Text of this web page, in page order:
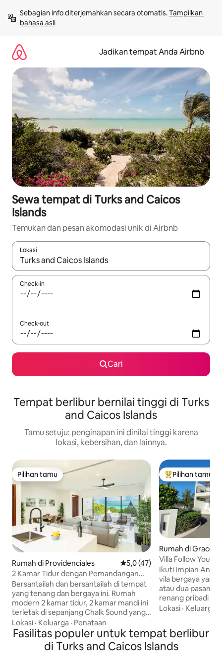
langsung
lihat
Sebagian info diterjemahkan secara otomatis. Tampilkan
bahasa asli
Jadikan tempat Anda Airbnb
Sewa tempat di Turks and Caicos
Islands
Temukan dan pesan akomodasi unik di Airbnb
Lokasi
Jika hasil yang dicari tersedia, telusuri dengan tombol panah
Check-in
Check-out
Cari
Tempat berlibur bernilai tinggi di Turks
and Caicos Islands
Tamu setuju: penginapan ini dinilai tinggi karena
lokasi, kebersihan, dan lainnya.
Pilihan tamu
Pilihan tamu
Rumah di Providenciales Nilai rata-rata 5,0 dari 5, 47
5,0 (47)
2 Kamar Tidur dengan Pemandangan
Spektakuler
Bersantailah dan bersantailah di tempat
yang tenang dan bergaya ini. Rumah
modern 2 kamar tidur, 2 kamar mandi ini
terletak di sepanjang Chalk Sound yang
tenang, menawarkan pengasingan yang
damai dengan pemandangan
menakjubkan. Jauh dari hiruk pikuk
Grace Bay, tempat ini melayani tamu
Lokasi · Keluarga · Penataan
Pilihan tamu
Pilihan tamu
Rumah di Grace
Villa Follow Your
Ikuti Impian Anda –
vila bergaya yang
atau dua
renang pribadi
telapak tangan,
Bistro/Coco Van
dengan mobil ke
Lokasi · Keluarga
Fasilitas populer untuk tempat berlibur
di Turks and Caicos Islands